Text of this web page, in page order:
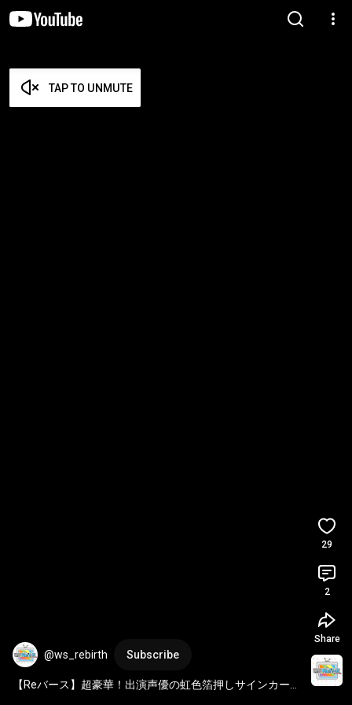
TAP TO UNMUTE
@ws_rebirth Subscribe
【Reバース】超豪華！出演声優の虹色箔押しサインカード
29
2
Share